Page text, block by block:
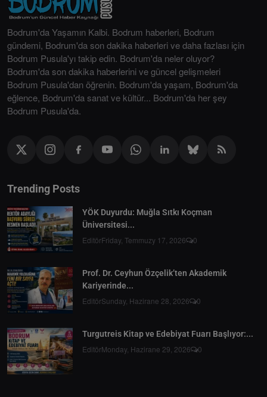
Bodrum'da Yaşamın Kalbi. Bodrum haberleri, Bodrum
gündemi, Bodrum'da son dakika haberleri ve daha fazlası için
Bodrum Pusula'yı takip edin. Bodrum'da neler oluyor?
Bodrum'da son dakika haberlerini ve güncel gelişmeleri
Bodrum Pusula'dan öğrenin. Bodrum'da yaşam, Bodrum'da
eğlence, Bodrum'da sanat ve kültür... Bodrum'da her şey
Bodrum Pusula'da.
Trending Posts
YÖK Duyurdu: Muğla Sıtkı Koçman
Üniversitesi...
EditörFriday, Temmuzy 17, 2026 0
Prof. Dr. Ceyhun Özçelik’ten Akademik
Kariyerinde...
EditörSunday, Hazirane 28, 2026 0
Turgutreis Kitap ve Edebiyat Fuarı Başlıyor:...
EditörMonday, Hazirane 29, 2026 0